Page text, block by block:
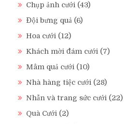
Chụp ảnh cưới (43)
Đội bưng quả (6)
Hoa cưới (12)
Khách mời đám cưới (7)
Mâm quả cưới (10)
Nhà hàng tiệc cưới (28)
Nhẫn và trang sức cưới (22)
Quà Cưới (2)